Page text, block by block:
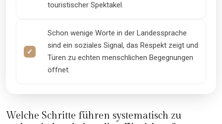
touristischer Spektakel.
Schon wenige Worte in der Landessprache
sind ein soziales Signal, das Respekt zeigt und
Türen zu echten menschlichen Begegnungen
öffnet.
Welche Schritte führen systematisch zu